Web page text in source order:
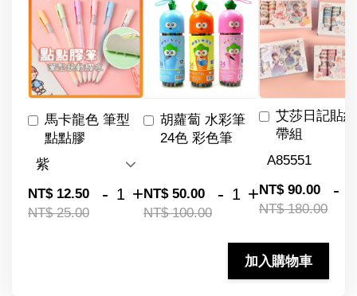
馬卡龍色 筆型
點點膠
NT$ 12.50
NT$ 25.00
- +
胡蘿蔔 水彩筆
24色 彩色筆
NT$ 50.00
NT$ 100.00
- +
艾莎日記貼
帶組
NT$ 90.00
NT$ 180.00
-
加入購物車